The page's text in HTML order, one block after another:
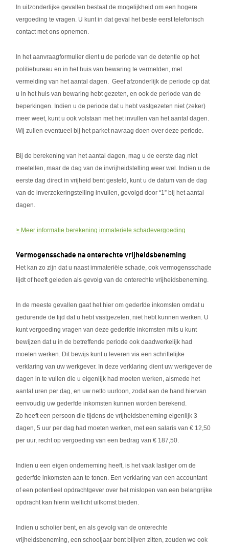
In uitzonderlijke gevallen bestaat de mogelijkheid om een hogere
vergoeding te vragen. U kunt in dat geval het beste eerst telefonisch
contact met ons opnemen.
In het aanvraagformulier dient u de periode van de detentie op het
politiebureau en in het huis van bewaring te vermelden, met
vermelding van het aantal dagen. Geef afzonderlijk de periode op dat
u in het huis van bewaring hebt gezeten, en ook de periode van de
beperkingen. Indien u de periode dat u hebt vastgezeten niet (zeker)
meer weet, kunt u ook volstaan met het invullen van het aantal dagen.
Wij zullen eventueel bij het parket navraag doen over deze periode.
Bij de berekening van het aantal dagen, mag u de eerste dag niet
meetellen, maar de dag van de invrijheidstelling weer wel. Indien u de
eerste dag direct in vrijheid bent gesteld, kunt u de datum van de dag
van de inverzekeringstelling invullen, gevolgd door “1” bij het aantal
dagen.
> Meer informatie berekening immateriele schadevergoeding
Vermogensschade na onterechte vrijheidsbeneming
Het kan zo zijn dat u naast immateriële schade, ook vermogensschade
lijdt of heeft geleden als gevolg van de onterechte vrijheidsbeneming.
In de meeste gevallen gaat het hier om gederfde inkomsten omdat u
gedurende de tijd dat u hebt vastgezeten, niet hebt kunnen werken. U
kunt vergoeding vragen van deze gederfde inkomsten mits u kunt
bewijzen dat u in de betreffende periode ook daadwerkelijk had
moeten werken. Dit bewijs kunt u leveren via een schriftelijke
verklaring van uw werkgever. In deze verklaring dient uw werkgever de
dagen in te vullen die u eigenlijk had moeten werken, alsmede het
aantal uren per dag, en uw netto uurloon, zodat aan de hand hiervan
eenvoudig uw gederfde inkomsten kunnen worden berekend.
Zo heeft een persoon die tijdens de vrijheidsbeneming eigenlijk 3
dagen, 5 uur per dag had moeten werken, met een salaris van € 12,50
per uur, recht op vergoeding van een bedrag van € 187,50.
Indien u een eigen onderneming heeft, is het vaak lastiger om de
gederfde inkomsten aan te tonen. Een verklaring van een accountant
of een potentieel opdrachtgever over het mislopen van een belangrijke
opdracht kan hierin wellicht uitkomst bieden.
Indien u scholier bent, en als gevolg van de onterechte
vrijheidsbeneming, een schooljaar bent blijven zitten, zouden we ook